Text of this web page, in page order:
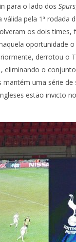
para o lado dos Spurs
pela 1ª rodada
os dois times,
oportunidade
derrotou o
eliminando o
uma série
estão invicto